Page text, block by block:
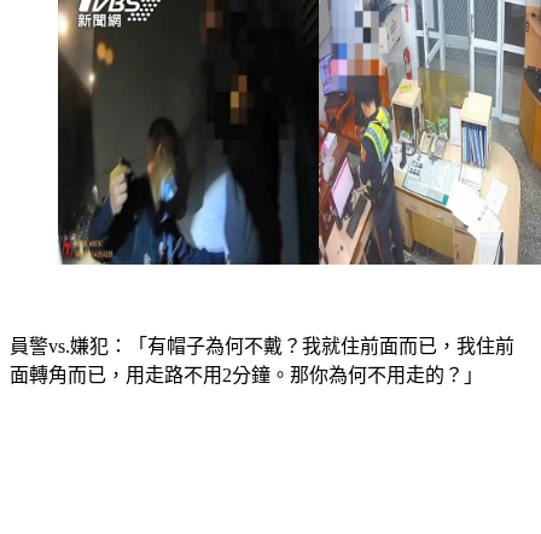
面轉角而已，用走路不用2分鐘。那你為何不用走的？」